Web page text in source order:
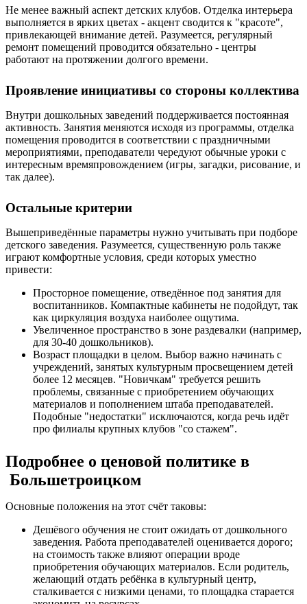
Не менее важный аспект детских клубов. Отделка интерьера
выполняется в ярких цветах - акцент сводится к "красоте",
привлекающей внимание детей. Разумеется, регулярный
ремонт помещений проводится обязательно - центры
работают на протяжении долгого времени.
Проявление инициативы со стороны коллектива
Внутри дошкольных заведений поддерживается постоянная
активность. Занятия меняются исходя из программы, отделка
помещения проводится в соответствии с праздничными
мероприятиями, преподаватели чередуют обычные уроки с
интересным времяпровождением (игры, загадки, рисование, и
так далее).
Остальные критерии
Вышеприведённые параметры нужно учитывать при подборе
детского заведения. Разумеется, существенную роль также
играют комфортные условия, среди которых уместно
привести:
Просторное помещение, отведённое под занятия для
воспитанников. Компактные кабинеты не подойдут, так
как циркуляция воздуха наиболее ощутима.
Увеличенное пространство в зоне раздевалки (например,
для 30-40 дошкольников).
Возраст площадки в целом. Выбор важно начинать с
учреждений, занятых культурным просвещением детей
более 12 месяцев. "Новичкам" требуется решить
проблемы, связанные с приобретением обучающих
материалов и пополнением штаба преподавателей.
Подобные "недостатки" исключаются, когда речь идёт
про филиалы крупных клубов "со стажем".
Подробнее о ценовой политике в
Большетроицком
Основные положения на этот счёт таковы:
Дешёвого обучения не стоит ожидать от дошкольного
заведения. Работа преподавателей оценивается дорого;
на стоимость также влияют операции вроде
приобретения обучающих материалов. Если родитель,
желающий отдать ребёнка в культурный центр,
сталкивается с низкими ценами, то площадка старается